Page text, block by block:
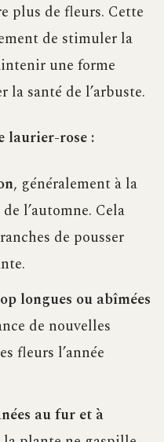
plus de fleurs. Cette
de stimuler la
une forme
la santé de l’arbuste.
laurier-rose :
, généralement à la
l’automne. Cela
de pousser
longues ou abîmées
de nouvelles
fleurs l’année
au fur et à